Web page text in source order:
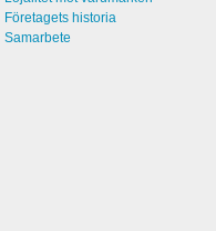
Företagets historia
Samarbete